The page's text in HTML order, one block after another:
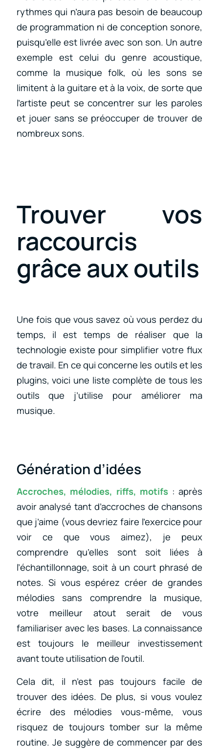
rythmes qui n’aura pas besoin de beaucoup
de programmation ni de conception sonore,
puisqu’elle est livrée avec son son. Un autre
exemple est celui du genre acoustique,
comme la musique folk, où les sons se
limitent à la guitare et à la voix, de sorte que
l’artiste peut se concentrer sur les paroles
et jouer sans se préoccuper de trouver de
nombreux sons.
Trouver vos
raccourcis
grâce aux outils
Une fois que vous savez où vous perdez du
temps, il est temps de réaliser que la
technologie existe pour simplifier votre flux
de travail. En ce qui concerne les outils et les
plugins, voici une liste complète de tous les
outils que j’utilise pour améliorer ma
musique.
Génération d’idées
Accroches, mélodies, riffs, motifs : après
avoir analysé tant d’accroches de chansons
que j’aime (vous devriez faire l’exercice pour
voir ce que vous aimez), je peux
comprendre qu’elles sont soit liées à
l’échantillonnage, soit à un court phrasé de
notes. Si vous espérez créer de grandes
mélodies sans comprendre la musique,
votre meilleur atout serait de vous
familiariser avec les bases. La connaissance
est toujours le meilleur investissement
avant toute utilisation de l’outil.
Cela dit, il n’est pas toujours facile de
trouver des idées. De plus, si vous voulez
écrire des mélodies vous-même, vous
risquez de toujours tomber sur la même
routine. Je suggère de commencer par des